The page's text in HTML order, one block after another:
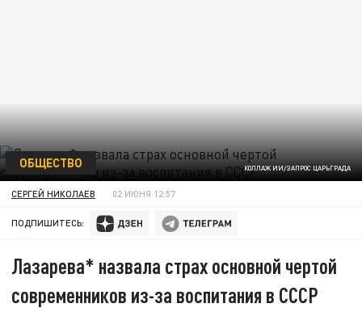
КОЛЛАЖ ИИ/ЗАПРОС ЦАРЬГРАДА
ОБЩЕСТВО
СЕРГЕЙ НИКОЛАЕВ 02 ИЮНЯ 12:57
ПОДПИШИТЕСЬ:
Лазарева* назвала страх основной чертой
современников из-за воспитания в СССР